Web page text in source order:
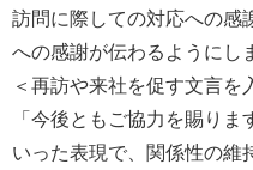
訪問に際しての対応への感
への感謝が伝わるようにし
＜再訪や来社を促す文言を
「今後ともご協力を賜り
いった表現で、関係性の維